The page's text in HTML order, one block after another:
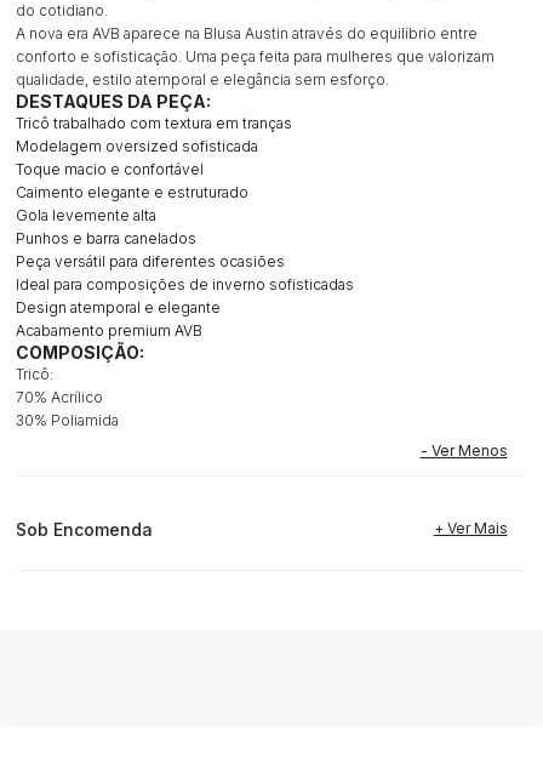
do cotidiano.
A nova era AVB aparece na Blusa Austin através do equilíbrio entre
conforto e sofisticação. Uma peça feita para mulheres que valorizam
qualidade, estilo atemporal e elegância sem esforço.
DESTAQUES DA PEÇA:
Tricô trabalhado com textura em tranças
Modelagem oversized sofisticada
Toque macio e confortável
Caimento elegante e estruturado
Gola levemente alta
Punhos e barra canelados
Peça versátil para diferentes ocasiões
Ideal para composições de inverno sofisticadas
Design atemporal e elegante
Acabamento premium AVB
COMPOSIÇÃO:
Tricô:
70% Acrílico
30% Poliamida
Sob Encomenda